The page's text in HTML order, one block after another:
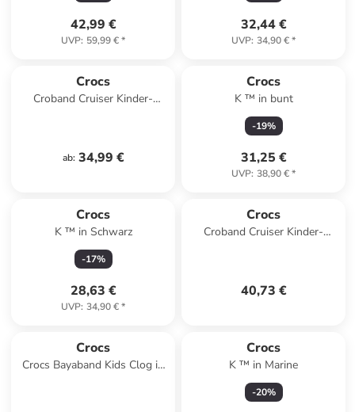
42,99 €
UVP: 59,99 €*
32,44 €
UVP: 34,90 €*
Crocs
Croband Cruiser Kinder-
ab: 34,99 €
Crocs
K ™ in bunt
-19%
31,25 €
UVP: 38,90 €*
Crocs
K ™ in Schwarz
-17%
28,63 €
UVP: 34,90 €*
Crocs
Croband Cruiser Kinder-
40,73 €
Crocs
Crocs Bayaband Kids Clog in
Crocs
K ™ in Marine
-20%